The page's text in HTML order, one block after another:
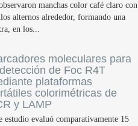
manchas color café claro con
alternos alrededor, formando una
en los...
moleculares para
detección de Foc R4T
plataformas
colorimétricas de
y LAMP
estudio evaluó comparativamente 15